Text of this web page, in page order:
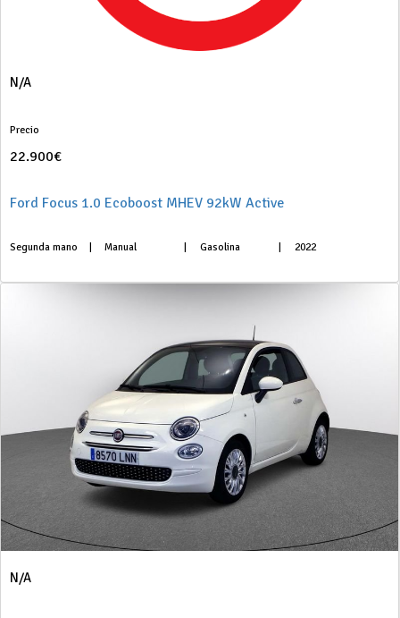
N/A
Precio
22.900€
Ford Focus 1.0 Ecoboost MHEV 92kW Active
Segunda mano Manual Gasolina 2022
N/A